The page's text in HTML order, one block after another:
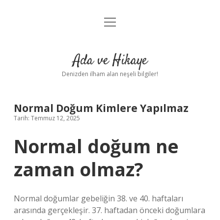
Anasayfa
Yasal Uyarı
menüyü
Ada ve Hikaye
Denizden ilham alan neşeli bilgiler!
Normal Doğum Kimlere Yapılmaz
Tarih: Temmuz 12, 2025
Normal doğum ne
zaman olmaz?
Normal doğumlar gebeliğin 38. ve 40. haftaları
arasında gerçekleşir. 37. haftadan önceki doğumlara